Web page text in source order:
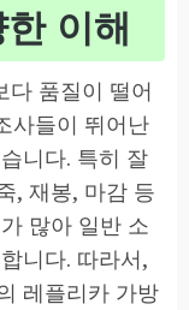
이해
다 품질이 떨어
사들이 뛰어난
니다. 특히 잘
, 재봉, 마감 등
많아 일반 소
니다. 따라서,
레플리카 가방